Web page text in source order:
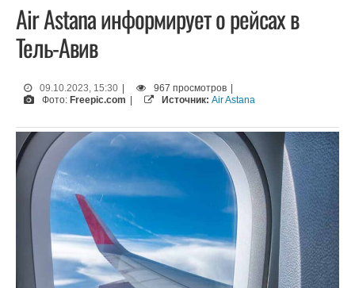
Air Astana информирует о рейсах в
Тель-Авив
09.10.2023, 15:30 967 просмотров
Фото: Freepic.com Источник: Air Astana